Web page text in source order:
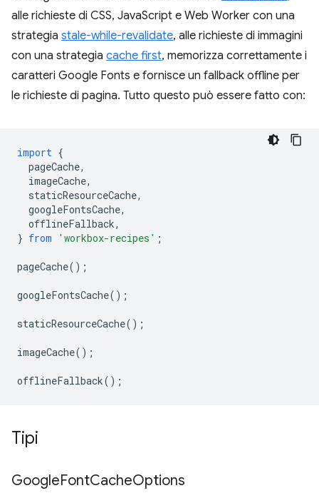
alle richieste di CSS, JavaScript e Web Worker con una
strategia stale-while-revalidate, alle richieste di immagini
con una strategia cache first, memorizza correttamente i
caratteri Google Fonts e fornisce un fallback offline per
le richieste di pagina. Tutto questo può essere fatto con:
import {
pageCache,
imageCache,
staticResourceCache,
googleFontsCache,
offlineFallback,
} from 'workbox-recipes' ;
pageCache();
googleFontsCache();
staticResourceCache();
imageCache();
offlineFallback();
Tipi
GoogleFontCacheOptions